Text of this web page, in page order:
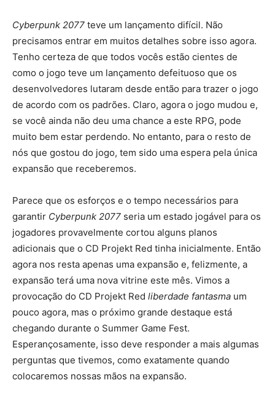
Cyberpunk 2077 teve um lançamento difícil. Não
precisamos entrar em muitos detalhes sobre isso agora.
Tenho certeza de que todos vocês estão cientes de
como o jogo teve um lançamento defeituoso que os
desenvolvedores lutaram desde então para trazer o jogo
de acordo com os padrões. Claro, agora o jogo mudou e,
se você ainda não deu uma chance a este RPG, pode
muito bem estar perdendo. No entanto, para o resto de
nós que gostou do jogo, tem sido uma espera pela única
expansão que receberemos.
Parece que os esforços e o tempo necessários para
garantir Cyberpunk 2077 seria um estado jogável para os
jogadores provavelmente cortou alguns planos
adicionais que o CD Projekt Red tinha inicialmente. Então
agora nos resta apenas uma expansão e, felizmente, a
expansão terá uma nova vitrine este mês. Vimos a
provocação do CD Projekt Red liberdade fantasma um
pouco agora, mas o próximo grande destaque está
chegando durante o Summer Game Fest.
Esperançosamente, isso deve responder a mais algumas
perguntas que tivemos, como exatamente quando
colocaremos nossas mãos na expansão.